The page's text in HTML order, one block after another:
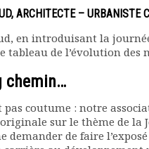
ARCHITECTE – URBANISTE
en introduisant la
tableau de l’évolution
chemin…
pas coutume : notre
sur le thème de la
demander de faire